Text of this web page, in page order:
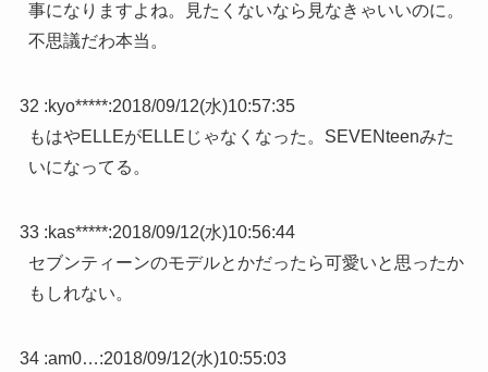
事になりますよね。見たくないなら見なきゃいいのに。
不思議だわ本当。
32 :kyo*****:2018/09/12(水)10:57:35
もはやELLEがELLEじゃなくなった。SEVENteenみた
いになってる。
33 :kas*****:2018/09/12(水)10:56:44
セブンティーンのモデルとかだったら可愛いと思ったか
もしれない。
34 :am0…:2018/09/12(水)10:55:03